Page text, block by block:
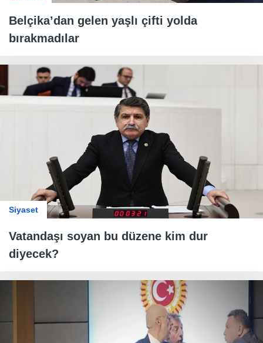
Belçika’dan gelen yaşlı çifti yolda
bırakmadılar
Siyaset
Vatandaşı soyan bu düzene kim dur
diyecek?